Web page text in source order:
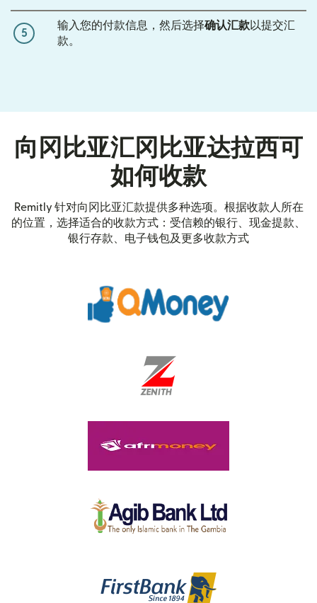
5
输入您的付款信息，然后选择确认汇款以提交汇
款。
向冈比亚汇冈比亚达拉西可
如何收款
Remitly 针对向冈比亚汇款提供多种选项。根据收款人所在
的位置，选择适合的收款方式：受信赖的银行、现金提款、
银行存款、电子钱包及更多收款方式